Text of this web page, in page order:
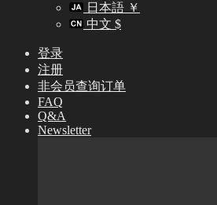
日本語 ￥
中文 $
登录
注册
非会员查询订单
FAQ
Q&A
Newsletter